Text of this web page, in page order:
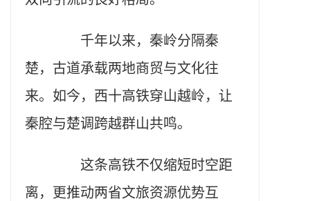
千年以来，秦岭分隔秦
楚，古道承载两地商贸与文化往
来。如今，西十高铁穿山越岭，让
秦腔与楚调跨越群山共鸣。
这条高铁不仅缩短时空距
离，更推动两省文旅资源优势互